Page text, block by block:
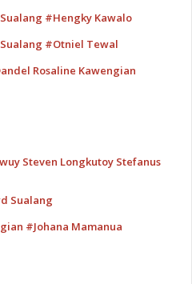
#Hengky Kawalo
#Otniel Tewal
Rosaline Kawengian
Steven Longkutoy Stefanus
Sualang
#Johana Mamanua